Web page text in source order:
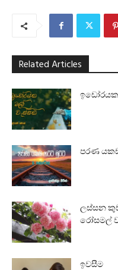
Related Articles
ඉඩෝරයක
පරණ
ලස්සන
රෝසමල්
ඉවසීම